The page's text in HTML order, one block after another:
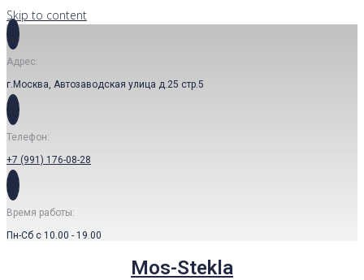
Skip to content
Адрес:
г.Москва, Автозаводская улица д.25 стр.5
Телефон:
+7 (991) 176-08-28
Время работы:
Пн-Сб с 10.00 - 19.00
Mos-Stekla